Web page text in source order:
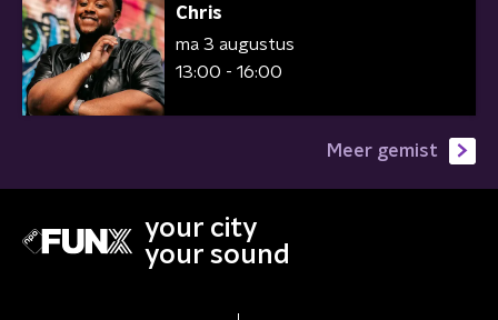
Chris
ma 3 augustus
13:00 - 16:00
Meer gemist
your city
your sound